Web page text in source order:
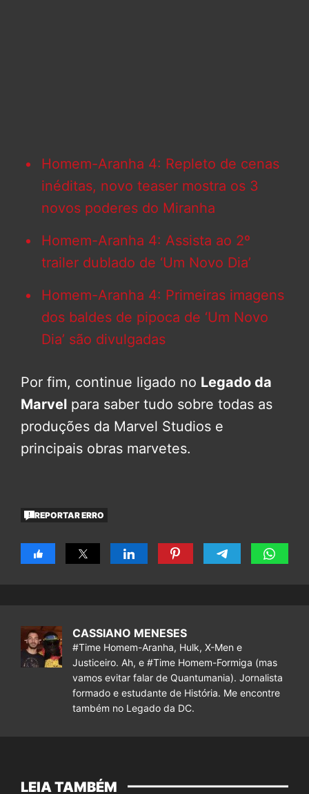
Homem-Aranha 4: Repleto de cenas
inéditas, novo teaser mostra os 3
novos poderes do Miranha
Homem-Aranha 4: Assista ao 2º
trailer dublado de ‘Um Novo Dia’
Homem-Aranha 4: Primeiras imagens
dos baldes de pipoca de ‘Um Novo
Dia’ são divulgadas
Por fim, continue ligado no Legado da
Marvel para saber tudo sobre todas as
produções da Marvel Studios e
principais obras marvetes.
REPORTAR ERRO
CASSIANO MENESES
#Time Homem-Aranha, Hulk, X-Men e
Justiceiro. Ah, e #Time Homem-Formiga (mas
vamos evitar falar de Quantumania). Jornalista
formado e estudante de História. Me encontre
também no Legado da DC.
LEIA TAMBÉM